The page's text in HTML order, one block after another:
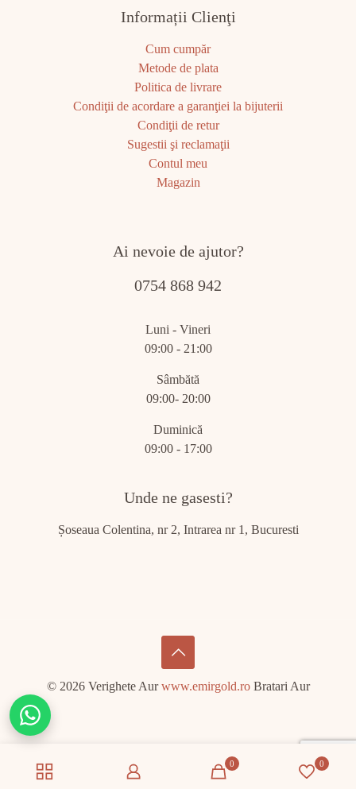
Informații Clienţi
Cum cumpăr
Metode de plata
Politica de livrare
Condiţii de acordare a garanţiei la bijuterii
Condiţii de retur
Sugestii şi reclamaţii
Contul meu
Magazin
Ai nevoie de ajutor?
0754 868 942
Luni - Vineri
09:00 - 21:00
Sâmbătă
09:00- 20:00
Duminică
09:00 - 17:00
Unde ne gasesti?
Șoseaua Colentina, nr 2, Intrarea nr 1, Bucuresti
© 2026 Verighete Aurwww.emirgold.roBratari Aur
0 0
Chat
on
WhatsApp